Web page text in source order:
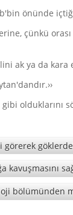
önünde
çünkü
ak ya da kara
görerek
kavuşmasını
bölümünden